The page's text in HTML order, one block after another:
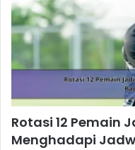
Rotasi 12 Pemain
Menghadapi